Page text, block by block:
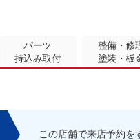
パーツ
持込み取付
整備・修
塗装・板
この店舗で来店予約を